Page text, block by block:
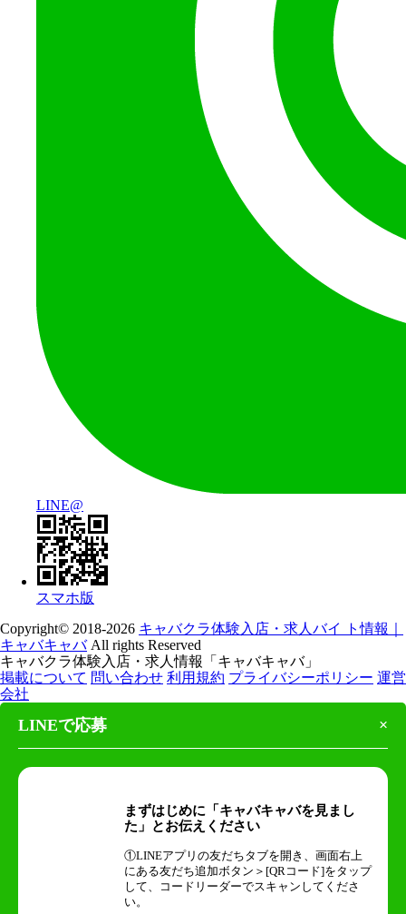
LINE@
スマホ版
Copyright© 2018-2026 キャバクラ体験入店・求人バイ ト情報｜
キャバキャバAll rights Reserved
キャバクラ体験入店・求人情報「キャバキャバ」
掲載について 問い合わせ 利用規約 プライバシーポリシー 運営
会社
LINEで応募 ×
まずはじめに「キャバキャバを見まし
た」とお伝えください
①LINEアプリの友だちタブを開き、画面右上
にある友だち追加ボタン＞[QRコード]をタップ
して、コードリーダーでスキャンしてくださ
い。